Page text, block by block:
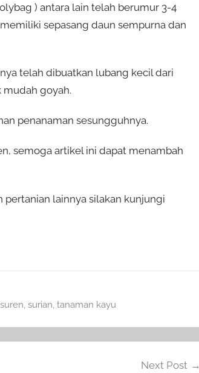
) antara lain telah berumur 3-4
sepasang daun sempurna dan
telah dibuatkan lubang kecil dari
goyah.
penanaman sesungguhnya.
semoga artikel ini dapat menambah
lainnya silakan kunjungi
suren, surian, tanaman kayu
Next Post